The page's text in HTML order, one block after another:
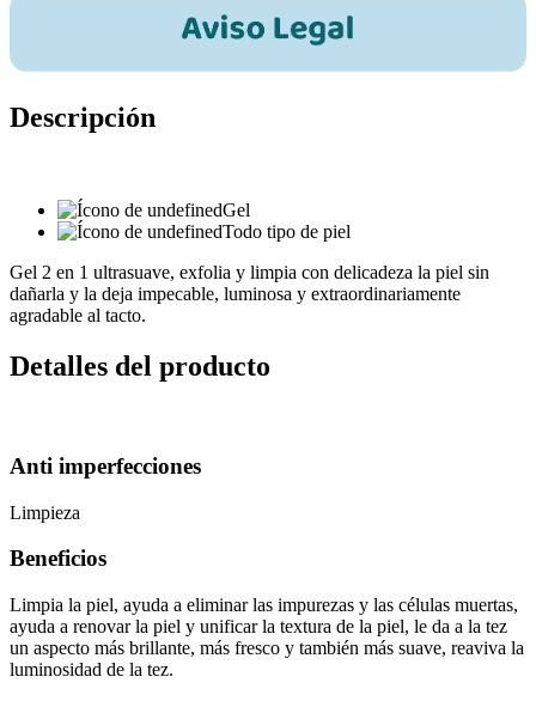
Descripción
Gel
Todo tipo de piel
Gel 2 en 1 ultrasuave, exfolia y limpia con delicadeza la piel sin
dañarla y la deja impecable, luminosa y extraordinariamente
agradable al tacto.
Detalles del producto
Anti imperfecciones
Limpieza
Beneficios
Limpia la piel, ayuda a eliminar las impurezas y las células muertas,
ayuda a renovar la piel y unificar la textura de la piel, le da a la tez
un aspecto más brillante, más fresco y también más suave, reaviva la
luminosidad de la tez.